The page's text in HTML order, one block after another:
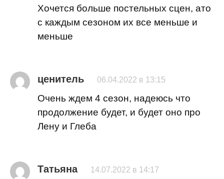
Хочется больше постельных сцен, ато
с каждым сезоном их все меньше и
меньше
ценитель 06.04.2022 в 13:15
Очень ждем 4 сезон, надеюсь что
продолжение будет, и будет оно про
Лену и Глеба
Татьяна 14.07.2022 в 14:17